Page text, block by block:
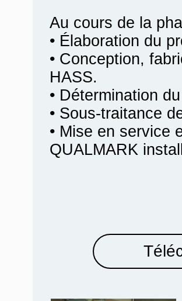
Au cours de la
• Élaboration du
• Conception,
HASS.
• Détermination
• Sous-traitance
• Mise en service
QUALMARK